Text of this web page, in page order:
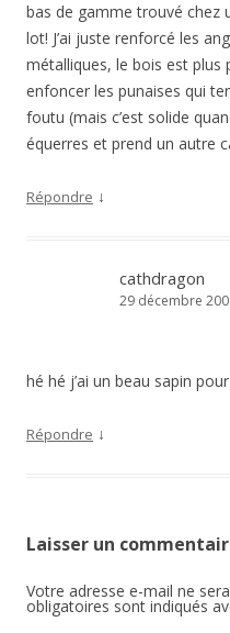
bas de gamme trouvé chez
lot! J’ai juste renforcé les
métalliques, le bois est plus
enfoncer les punaises qui
foutu (mais c’est solide
équerres et prend un autre
Répondre ↓
cathdragon
29 décembre
hé hé j’ai un beau sapin
Répondre ↓
Laisser un
Votre adresse e-mail ne
obligatoires sont indiqués